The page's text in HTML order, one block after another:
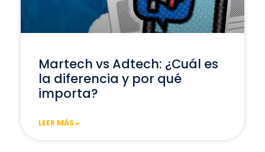
Martech vs Adtech: ¿Cuál es
la diferencia y por qué
importa?
LEER MÁS »